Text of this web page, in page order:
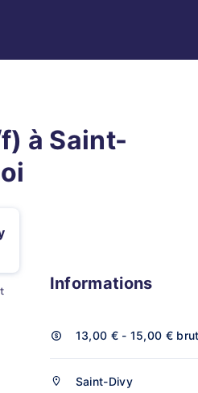
à Saint-
Informations
13,00 € - 15,00 €
Saint-Divy